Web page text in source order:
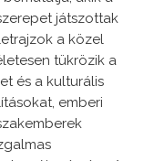
játszottak
a közel
tükrözik a
és a kulturális
emberi